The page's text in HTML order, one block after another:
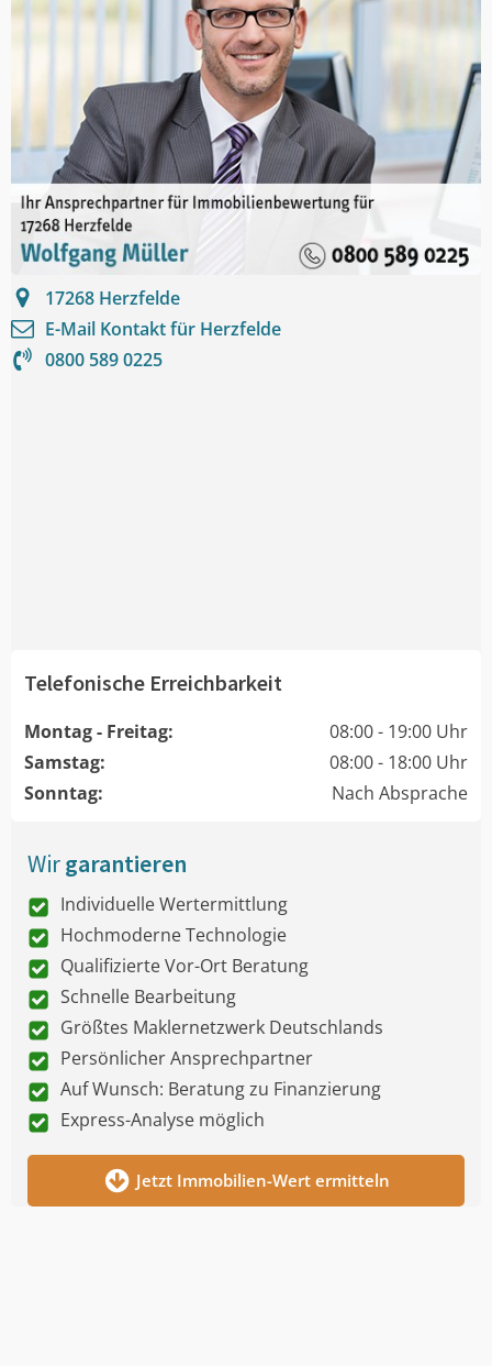
17268 Herzfelde
E-Mail Kontakt für Herzfelde
0800 589 0225
Telefonische Erreichbarkeit
Montag - Freitag:
08:00 - 19:00 Uhr
Samstag:
08:00 - 18:00 Uhr
Sonntag:
Nach Absprache
Wirgarantieren
Individuelle Wertermittlung
Hochmoderne Technologie
Qualifizierte Vor-Ort Beratung
Schnelle Bearbeitung
Größtes Maklernetzwerk Deutschlands
Persönlicher Ansprechpartner
Auf Wunsch: Beratung zu Finanzierung
Express-Analyse möglich
Jetzt Immobilien-Wert ermitteln